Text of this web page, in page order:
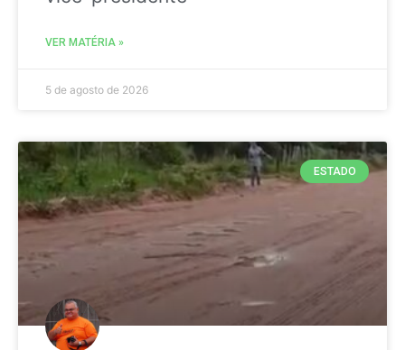
VER MATÉRIA »
5 de agosto de 2026
ESTADO